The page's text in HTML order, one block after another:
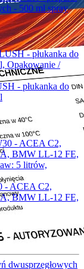
- 500 ml spray
- płukanka do
- ACEA C2,
BMW LL-12 FE,